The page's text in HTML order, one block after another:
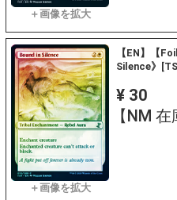
【EN】【
Silence》
¥ 30
【NM 在